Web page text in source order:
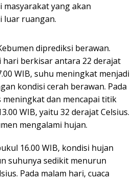
yang akan
luar ruangan.
diprediksi berawan.
hari berkisar antara 22 derajat
WIB, suhu meningkat menjadi
kondisi cerah berawan. Pada
dan mencapai titik
WIB, yaitu 32 derajat Celsius.
mengalami hujan.
16.00 WIB, kondisi hujan
suhunya sedikit menurun
Pada malam hari, cuaca